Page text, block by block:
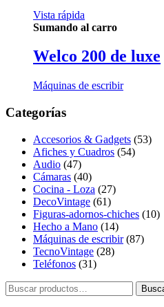
Vista rápida
Sumando al carro
Welco 200 de luxe
Máquinas de escribir
Categorías
Accesorios & Gadgets (53)
Afiches y Cuadros (54)
Audio (47)
Cámaras (40)
Cocina - Loza (27)
DecoVintage (61)
Figuras-adornos-chiches (10)
Hecho a Mano (14)
Máquinas de escribir (87)
TecnoVintage (28)
Teléfonos (31)
Buscar
por: